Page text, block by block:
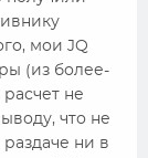
мои JQ
(из более-
не
что не
ни в